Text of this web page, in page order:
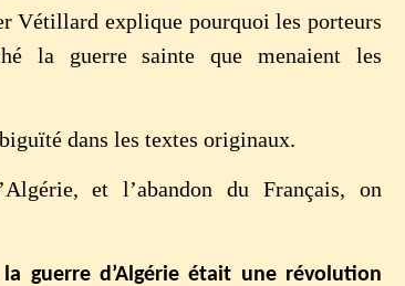
Vétillard explique pourquoi les porteurs
la guerre sainte que menaient les
dans les textes originaux.
et l’abandon du Français, on
guerre d’Algérie était une révolution